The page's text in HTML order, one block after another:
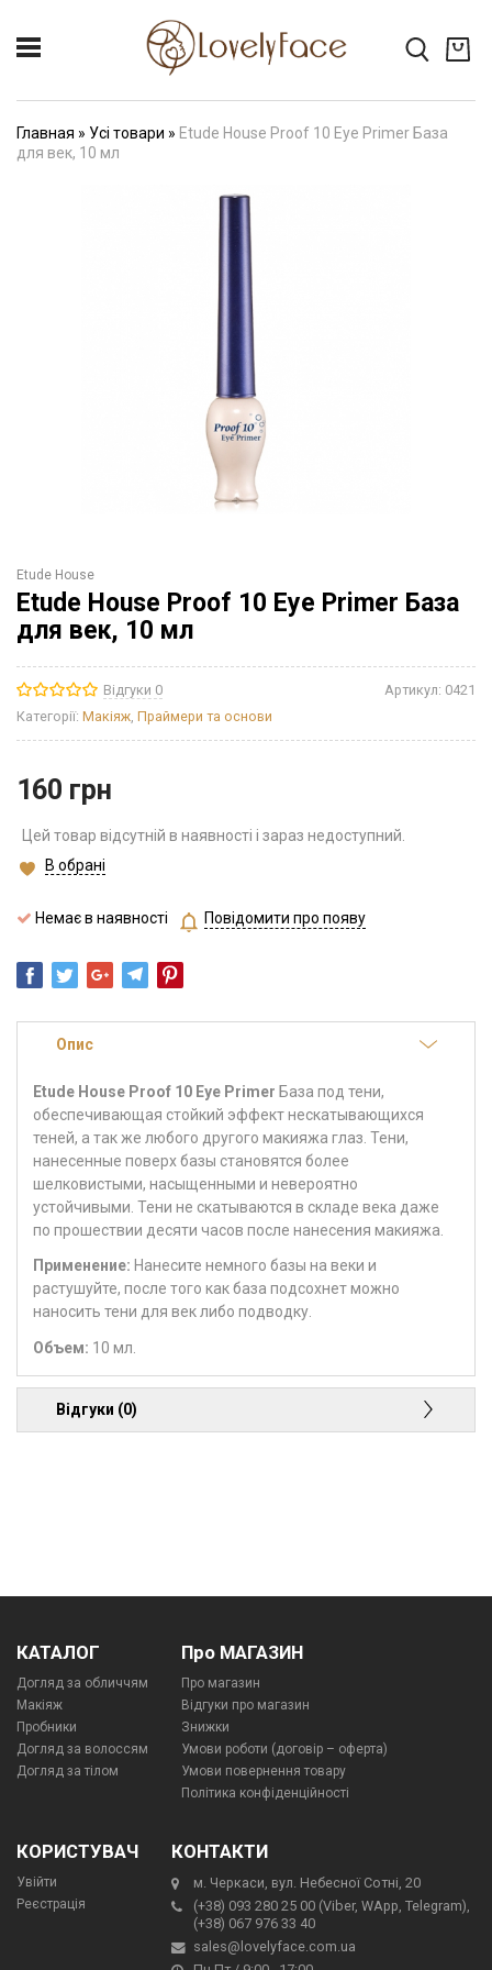
Главная » Усі товари » Etude House Proof 10 Eye Primer База
для век, 10 мл
Etude House
Etude House Proof 10 Eye Primer База
для век, 10 мл
Відгуки 0 Артикул: 0421
Категорії: Макіяж, Праймери та основи
160 грн
Цей товар відсутній в наявності і зараз недоступний.
В обрані
Немає в наявності Повідомити про появу
Опис
Etude House Proof 10 Eye Primer База под тени,
обеспечивающая стойкий эффект нескатывающихся
теней, а так же любого другого макияжа глаз. Тени,
нанесенные поверх базы становятся более
шелковистыми, насыщенными и невероятно
устойчивыми. Тени не скатываются в складе века даже
по прошествии десяти часов после нанесения макияжа.
Применение: Нанесите немного базы на веки и
растушуйте, после того как база подсохнет можно
наносить тени для век либо подводку.
Объем: 10 мл.
Відгуки (0)
КАТАЛОГ
Догляд за обличчям
Макіяж
Пробники
Догляд за волоссям
Догляд за тілом
Про МАГАЗИН
Про магазин
Відгуки про магазин
Знижки
Умови роботи (договір – оферта)
Умови повернення товару
Політика конфіденційності
КОРИСТУВАЧ
Увійти
Реєстрація
КОНТАКТИ
м. Черкаси, вул. Небесної Сотні, 20
(+38) 093 280 25 00 (Viber, WApp, Telegram),
(+38) 067 976 33 40
sales@lovelyface.com.ua